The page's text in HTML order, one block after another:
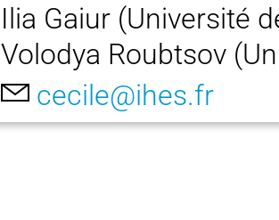
Ilia Gaiur (Université
Volodya Roubtsov
cecile@ihes.fr